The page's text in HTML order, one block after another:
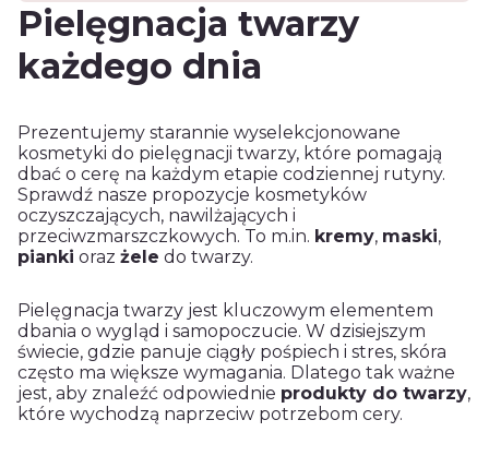
Pielęgnacja twarzy
każdego dnia
Prezentujemy starannie wyselekcjonowane
kosmetyki do pielęgnacji twarzy, które pomagają
dbać o cerę na każdym etapie codziennej rutyny.
Sprawdź nasze propozycje kosmetyków
oczyszczających, nawilżających i
przeciwzmarszczkowych. To m.in. kremy, maski,
pianki oraz żele do twarzy.
Pielęgnacja twarzy jest kluczowym elementem
dbania o wygląd i samopoczucie. W dzisiejszym
świecie, gdzie panuje ciągły pośpiech i stres, skóra
często ma większe wymagania. Dlatego tak ważne
jest, aby znaleźć odpowiednie produkty do twarzy,
które wychodzą naprzeciw potrzebom cery.